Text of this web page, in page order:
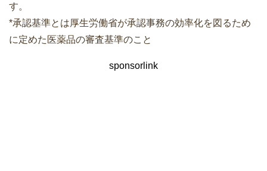
す。
*承認基準とは厚生労働省が承認事務の効率化を図るため
に定めた医薬品の審査基準のこと
sponsorlink